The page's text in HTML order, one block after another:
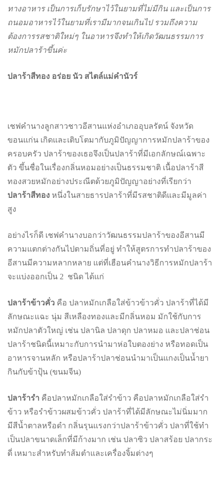
ทางอาหาร เป็นการเก็บรักษาไว้ในยามที่ไม่มีกิน และเป็นการ
ถนอมอาหารไว้ในยามที่เรามีมากจนเกินไป รวมถึงความ
ต้องการรสชาติใหม่ๆ ในอาหารจึงทำให้เกิดวัฒนธรรมการ
หมักปลาร้าขึ้นค่ะ
ปลาร้าสีทอง อร่อย นัว สไตล์แม่คำนัวร์
เชฟคำนางลูกสาวชาวอีสานแห่งอำเภออุบลรัตน์ จังหวัด
ขอนแก่น เกิดและเติบโตมากับภูมิปัญญาการหมักปลาร้าของ
ครอบครัว ปลาร้าของเธอจึงเป็นปลาร้าที่มีเอกลักษณ์เฉพาะ
ตัว ขึ้นชื่อในเรื่องกลิ่นหอมอย่างเป็นธรรมชาติ เนื้อปลาร้าสี
ทองสวยหมักอย่างประณีตด้วยภูมิปัญญาอย่างที่เรียกว่า
ปลาร้าสีทอง หนึ่งในสายธารปลาร้าที่มีรสชาติดีและมีมูลค่า
สูง
อย่างไรก็ดี เชฟคำนางบอกว่าวัฒนธรรมปลาร้าของอีสานมี
ความแตกต่างกันไปตามถิ่นที่อยู่ ทำให้สูตรการทำปลาร้าของ
อีสานมีความหลากหลาย แต่ที่เฮือนคำนางวิธีการหมักปลาร้า
จะแบ่งออกเป็น 2 ชนิด ได้แก่
ปลาร้าข้าวคั่ว คือ ปลาหมักเกลือใส่ข้าวข้าวคั่ว ปลาร้าที่ได้มี
ลักษณะแฉะ นุ่ม สีเหลืองทองและมีกลิ่นหอม มักใช้กับการ
หมักปลาตัวใหญ่ เช่น ปลานิล ปลาดุก ปลาหมอ และปลาช่อน
ปลาร้าชนิดนี้เหมาะกับการนำมาห่อใบตองย่าง หรือทอดเป็น
อาหารจานหลัก หรือปลาร้าปลาช่อนนำมาเป็นแกงเป็นน้ำยา
กินกับข้าปุ้น (ขนมจีน)
ปลาร้ารำ คือปลาหมักเกลือใส่รำข้าว คือปลาหมักเกลือใส่รำ
ข้าว หรือรำข้าวผสมข้าวคั่ว ปลาร้าที่ได้มีลักษณะไม่นิ่มมาก
มีสีน้ำตาลหรือดำ กลิ่นรุนแรงกว่าปลาร้าข้าวคั่ว ปลาที่ใช้ทำ
เป็นปลาขนาดเล็กที่มีก้างมาก เช่น ปลาซิว ปลาสร้อย ปลากระ
ดี่ เหมาะสำหรับทำส้มตำและเครื่องจิ้มต่างๆ